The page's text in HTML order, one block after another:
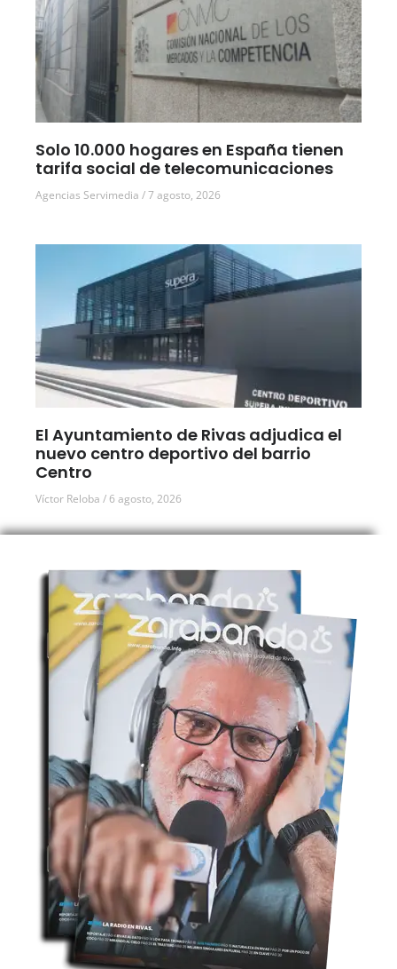
Solo 10.000 hogares en España tienen
tarifa social de telecomunicaciones
Agencias Servimedia 7 agosto, 2026
El Ayuntamiento de Rivas adjudica el
nuevo centro deportivo del barrio
Centro
Víctor Reloba 6 agosto, 2026